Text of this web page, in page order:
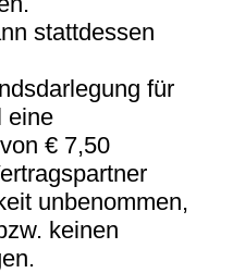
stattdessen
für
eine
€ 7,50
unbenommen,
keinen